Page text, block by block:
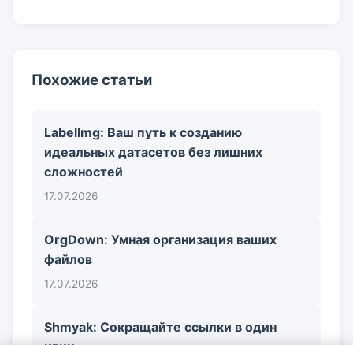
Похожие статьи
LabelImg: Ваш путь к созданию
идеальных датасетов без лишних
сложностей
17.07.2026
OrgDown: Умная организация ваших
файлов
17.07.2026
Shmyak: Сокращайте ссылки в один